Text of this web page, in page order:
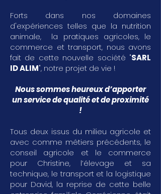
Forts dans nos domaines
d'expériences telles que la nutrition
animale, la pratiques agricoles, le
commerce et transport, nous avons
fait de cette nouvelle société "SARL
ID ALIM", notre projet de vie !
Nous sommes heureux d’apporter
un service de qualité et de proximité
!
Tous deux issus du milieu agricole et
avec comme métiers précédents, le
conseil agricole et le commerce
pour Christine, l’élevage et sa
technique, le transport et la logistique
pour David, la reprise de cette belle